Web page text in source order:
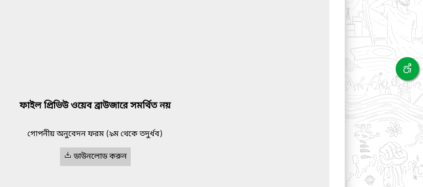
ফাইল প্রিভিউ ওয়েব ব্রাউজারে সমর্থিত নয়
গোপনীয় অনুবেদন ফরম (৯ম থেকে তদুর্ধব)
ডাউনলোড করুন